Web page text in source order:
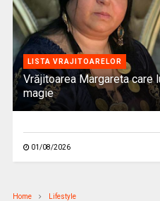
LISTA VRAJITOARELOR
Vrăjitoarea Margareta care
magie
01/08/2026
Home Lifestyle